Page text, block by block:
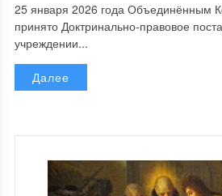
25 января 2026 года Объединённым
принято Доктринально-правовое
учреждении...
Далее